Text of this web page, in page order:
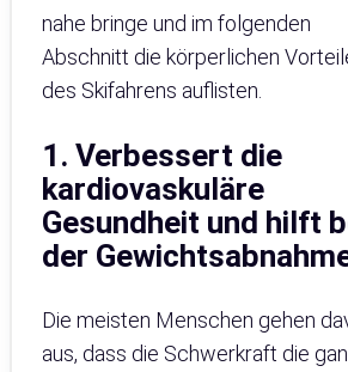
nahe bringe und im folgenden
Abschnitt die körperlichen
des Skifahrens auflisten.
1. Verbessert die
kardiovaskuläre
Gesundheit und hilft
der
Die meisten Menschen gehen
aus, dass die Schwerkraft die